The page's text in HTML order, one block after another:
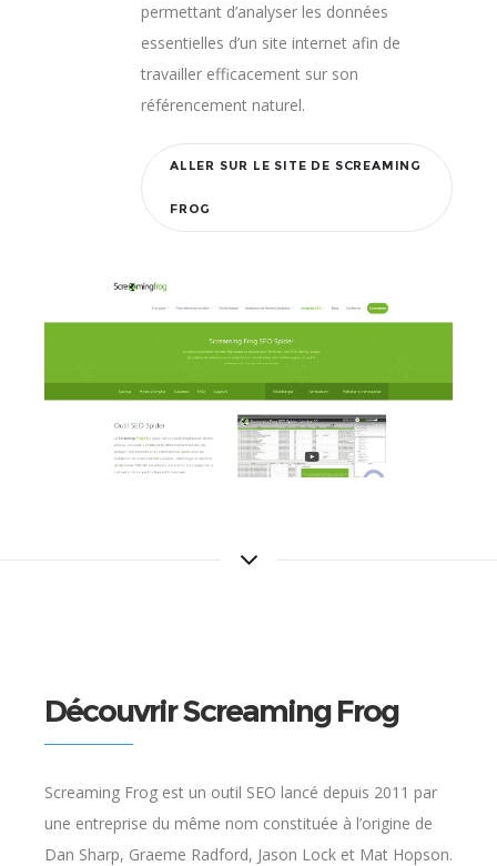
permettant d’analyser les données
essentielles d’un site internet afin de
travailler efficacement sur son
référencement naturel.
ALLER SUR LE SITE DE SCREAMING
FROG
Découvrir Screaming Frog
Screaming Frog est un outil SEO lancé depuis 2011 par
une entreprise du même nom constituée à l’origine de
Dan Sharp, Graeme Radford, Jason Lock et Mat Hopson.